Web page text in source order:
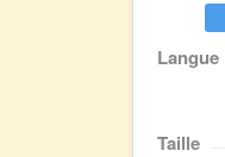
Langue
Taille